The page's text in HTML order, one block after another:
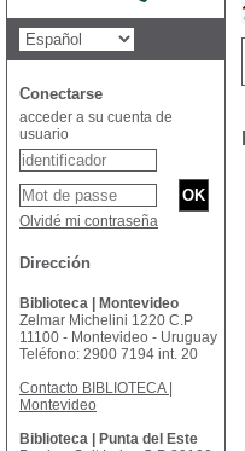
Conectarse
acceder a su cuenta de
usuario
Olvidé mi contraseña
Dirección
Biblioteca | Montevideo
Zelmar Michelini 1220 C.P
11100 - Montevideo - Uruguay
Teléfono: 2900 7194 int. 20
Contacto BIBLIOTECA |
Montevideo
Biblioteca | Punta del Este